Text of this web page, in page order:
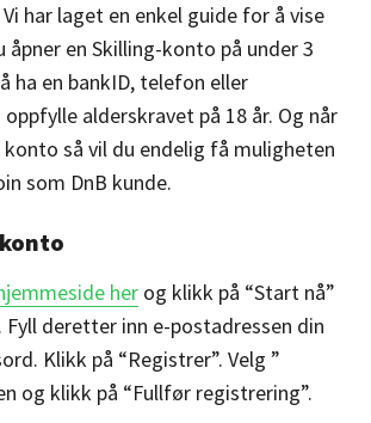
har laget en enkel guide for å vise
åpner en Skilling-konto på under 3
ha en bankID, telefon eller
alderskravet på 18 år. Og når
konto så vil du endelig få muligheten
som DnB kunde.
her og klikk på “Start nå”
Fyll deretter inn e-postadressen din
Klikk på “Registrer”. Velg ”
og klikk på “Fullfør registrering”.